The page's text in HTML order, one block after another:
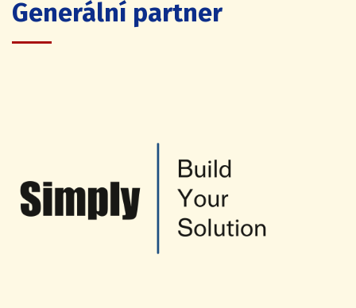
Generální partner